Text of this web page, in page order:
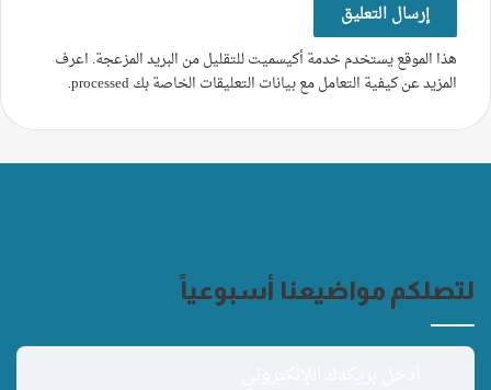
هذا الموقع يستخدم خدمة أكيسميت للتقليل من البريد المزعجة. اعرف
المزيد عن كيفية التعامل مع بيانات التعليقات الخاصة بك processed
.
لتصلكم مواضيعنا أسبوعياً